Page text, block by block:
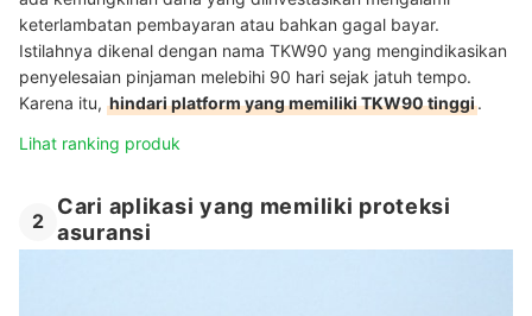
keterlambatan pembayaran atau bahkan gagal bayar.
Istilahnya dikenal dengan nama TKW90 yang mengindikasikan
penyelesaian pinjaman melebihi 90 hari sejak jatuh tempo.
Karena itu, hindari platform yang memiliki TKW90 tinggi.
Lihat ranking produk
2
Cari aplikasi yang memiliki proteksi
asuransi